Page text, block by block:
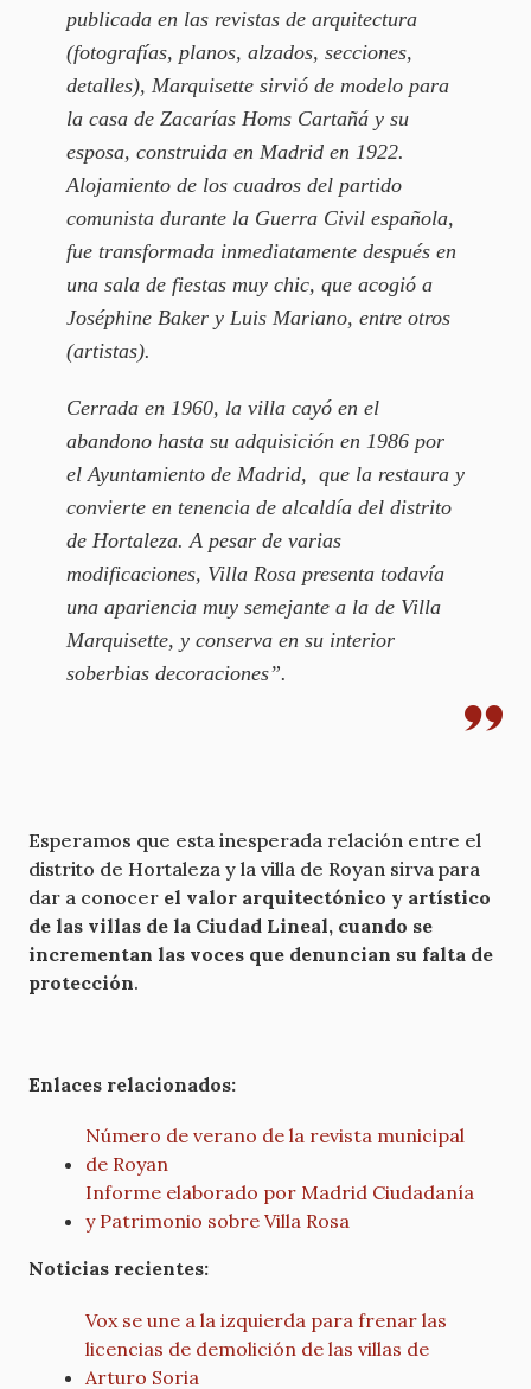
publicada en las revistas de arquitectura
(fotografías, planos, alzados, secciones,
detalles), Marquisette sirvió de modelo para
la casa de Zacarías Homs Cartañá y su
esposa, construida en Madrid en 1922.
Alojamiento de los cuadros del partido
comunista durante la Guerra Civil española,
fue transformada inmediatamente después en
una sala de fiestas muy chic, que acogió a
Joséphine Baker y Luis Mariano, entre otros
(artistas).
Cerrada en 1960, la villa cayó en el
abandono hasta su adquisición en 1986 por
el Ayuntamiento de Madrid, que la restaura y
convierte en tenencia de alcaldía del distrito
de Hortaleza. A pesar de varias
modificaciones, Villa Rosa presenta todavía
una apariencia muy semejante a la de Villa
Marquisette, y conserva en su interior
soberbias decoraciones”.
Esperamos que esta inesperada relación entre el
distrito de Hortaleza y la villa de Royan sirva para
dar a conocer el valor arquitectónico y artístico
de las villas de la Ciudad Lineal, cuando se
incrementan las voces que denuncian su falta de
protección.
Enlaces relacionados:
Número de verano de la revista municipal
de Royan
Informe elaborado por Madrid Ciudadanía
y Patrimonio sobre Villa Rosa
Noticias recientes:
Vox se une a la izquierda para frenar las
licencias de demolición de las villas de
Arturo Soria